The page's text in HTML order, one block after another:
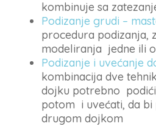
kombinuje sa
Podizanje grudi –
procedura podizanja,
modeliranja jedne ili
Podizanje i uvećanje
kombinacija dve
dojku potrebno
potom i uvećati, da bi
drugom dojkom